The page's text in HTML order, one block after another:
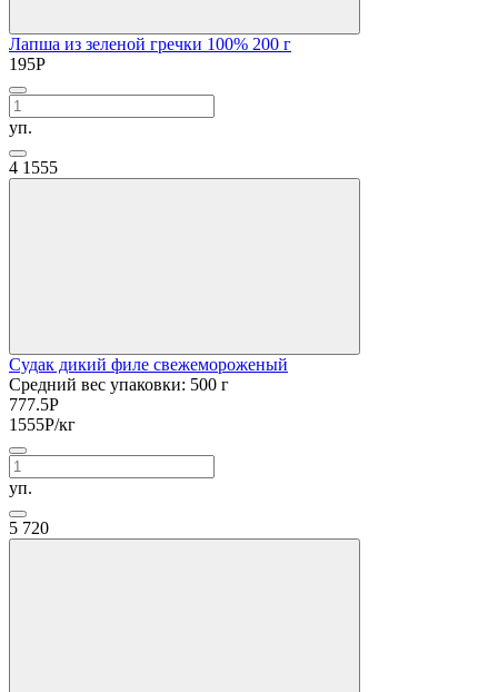
Лапша из зеленой гречки 100% 200 г
195Р
уп.
4 1555
Судак дикий филе свежемороженый
Средний вес упаковки: 500 г
777.5Р
1555Р/кг
уп.
5 720